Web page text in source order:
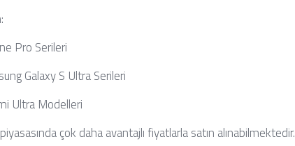
Pro Serileri
Galaxy S Ultra Serileri
Ultra Modelleri
çok daha avantajlı fiyatlarla satın alınabilmektedir.